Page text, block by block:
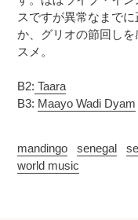
スですが異常なまで
か、グリオの節回し
スメ。
B2: Taara
B3: Maayo Wadi Dyam
mandingo senegal
world music